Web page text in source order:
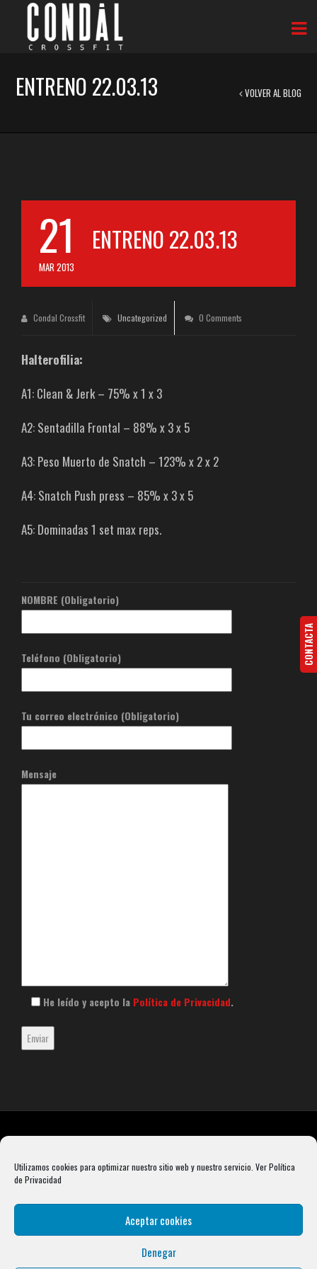
Utilizamos cookies para optimizar nuestro sitio web y nuestro servicio. Ver Política
de Privacidad
Aceptar cookies
Denegar
ENTRENO 22.03.13 VOLVER AL BLOG
21
MAR 2013
ENTRENO 22.03.13
Condal Crossfit Uncategorized 0 Comments
Halterofilia:
A1: Clean & Jerk – 75% x 1 x 3
A2: Sentadilla Frontal – 88% x 3 x 5
A3: Peso Muerto de Snatch – 123% x 2 x 2
A4: Snatch Push press – 85% x 3 x 5
A5: Dominadas 1 set max reps.
NOMBRE (Obligatorio)
Teléfono (Obligatorio)
Tu correo electrónico (Obligatorio)
Mensaje
He leído y acepto la Política de Privacidad.
Rebel Barbell S.L. B66099904 Pasaje Rustullet 18, 08041 (Barcelona)
CONTACTA